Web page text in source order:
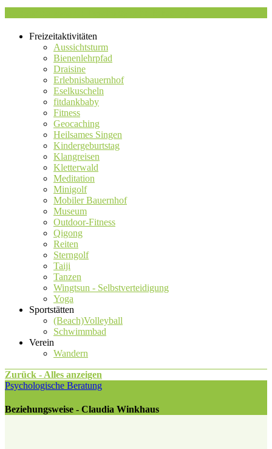
Freizeitaktivitäten
Aussichtsturm
Bienenlehrpfad
Draisine
Erlebnisbauernhof
Eselkuscheln
fitdankbaby
Fitness
Geocaching
Heilsames Singen
Kindergeburtstag
Klangreisen
Kletterwald
Meditation
Minigolf
Mobiler Bauernhof
Museum
Outdoor-Fitness
Qigong
Reiten
Sterngolf
Taiji
Tanzen
Wingtsun - Selbstverteidigung
Yoga
Sportstätten
(Beach)Volleyball
Schwimmbad
Verein
Wandern
Zurück - Alles anzeigen
Psychologische Beratung
Beziehungsweise - Claudia Winkhaus